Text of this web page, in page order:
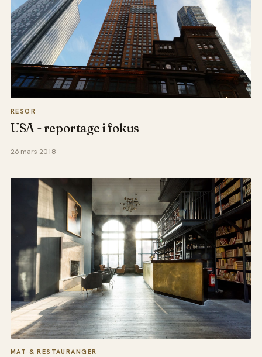
RESOR
USA - reportage i fokus
26 mars 2018
MAT & RESTAURANGER